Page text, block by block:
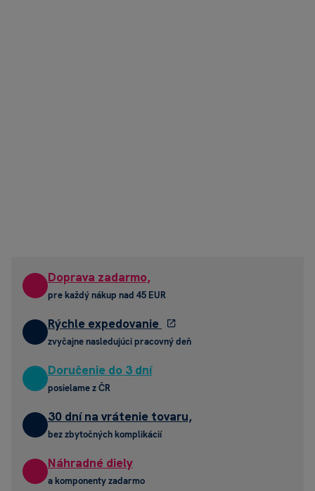
Doprava zadarmo,
pre každý nákup nad 45 EUR
Rýchle expedovanie
zvyčajne nasledujúci pracovný deň
Doručenie do 3 dní
posielame z ČR
30 dní na vrátenie tovaru,
bez zbytočných komplikácií
Náhradné diely
a komponenty zadarmo